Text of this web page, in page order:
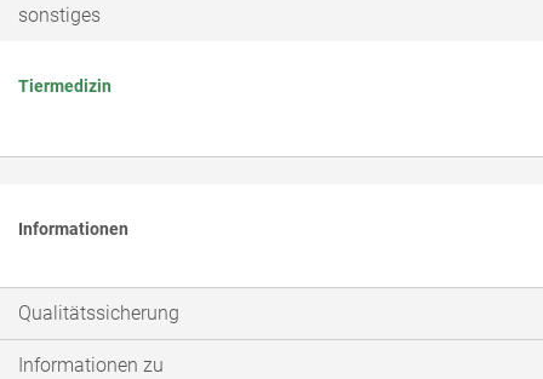
sonstiges
Tiermedizin
Informationen
Qualitätssicherung
Informationen zu